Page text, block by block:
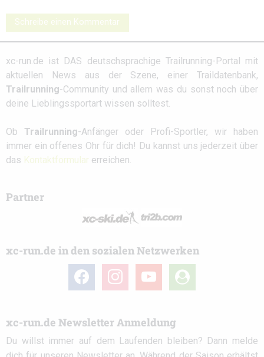
Schreibe einen Kommentar
xc-run.de ist DAS deutschsprachige Trailrunning-Portal mit
aktuellen News aus der Szene, einer Traildatenbank,
Trailrunning-Community und allem was du sonst noch über
deine Lieblingssportart wissen solltest.
Ob Trailrunning-Anfänger oder Profi-Sportler, wir haben
immer ein offenes Ohr für dich! Du kannst uns jederzeit über
das Kontaktformular erreichen.
Partner
xc-run.de in den sozialen Netzwerken
facebook instagram youtube
user-
circle
xc-run.de Newsletter Anmeldung
Du willst immer auf dem Laufenden bleiben? Dann melde